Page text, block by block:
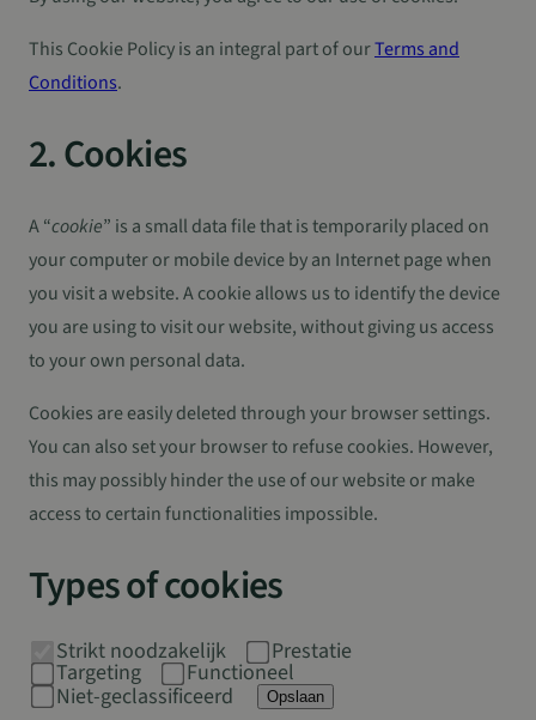
This Cookie Policy is an integral part of ourTerms and
Conditions.
2. Cookies
A “cookie” is a small data file that is temporarily placed on
your computer or mobile device by an Internet page when
you visit a website. A cookie allows us to identify the device
you are using to visit our website, without giving us access
to your own personal data.
Cookies are easily deleted through your browser settings.
You can also set your browser to refuse cookies. However,
this may possibly hinder the use of our website or make
access to certain functionalities impossible.
Types of cookies
Strikt noodzakelijk Prestatie
Targeting Functioneel
Niet-geclassificeerd Opslaan